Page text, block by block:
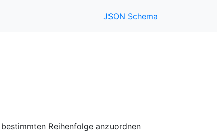
JSON Schema
Reihenfolge anzuordnen